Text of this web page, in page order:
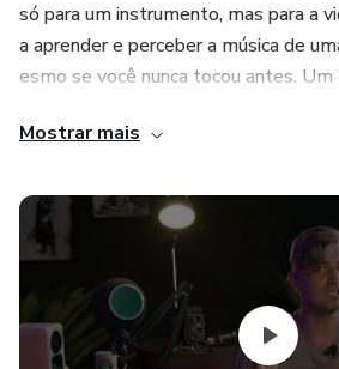
só para um instrumento, mas para a
a aprender e perceber a música de
esmo se você nunca tocou antes.
anos no Show Business do renomado
Considerado cinco vezes o melhor
segundo às principais mídias
e tocou com músicos renomados de
mundo.
Mostrar mais